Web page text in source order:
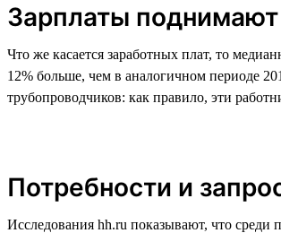
Зарплаты поднимают
Что же касается заработных плат, то
12% больше, чем в аналогичном периоде
трубопроводчиков: как правило, эти
Потребности и
Исследования hh.ru показывают, что среди